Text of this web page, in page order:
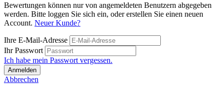
Bewertungen können nur von angemeldeten Benutzern abgegeben
werden. Bitte loggen Sie sich ein, oder erstellen Sie einen neuen
Account. Neuer Kunde?
Ihre E-Mail-Adresse
Ihr Passwort
Ich habe mein Passwort vergessen.
Anmelden
Abbrechen